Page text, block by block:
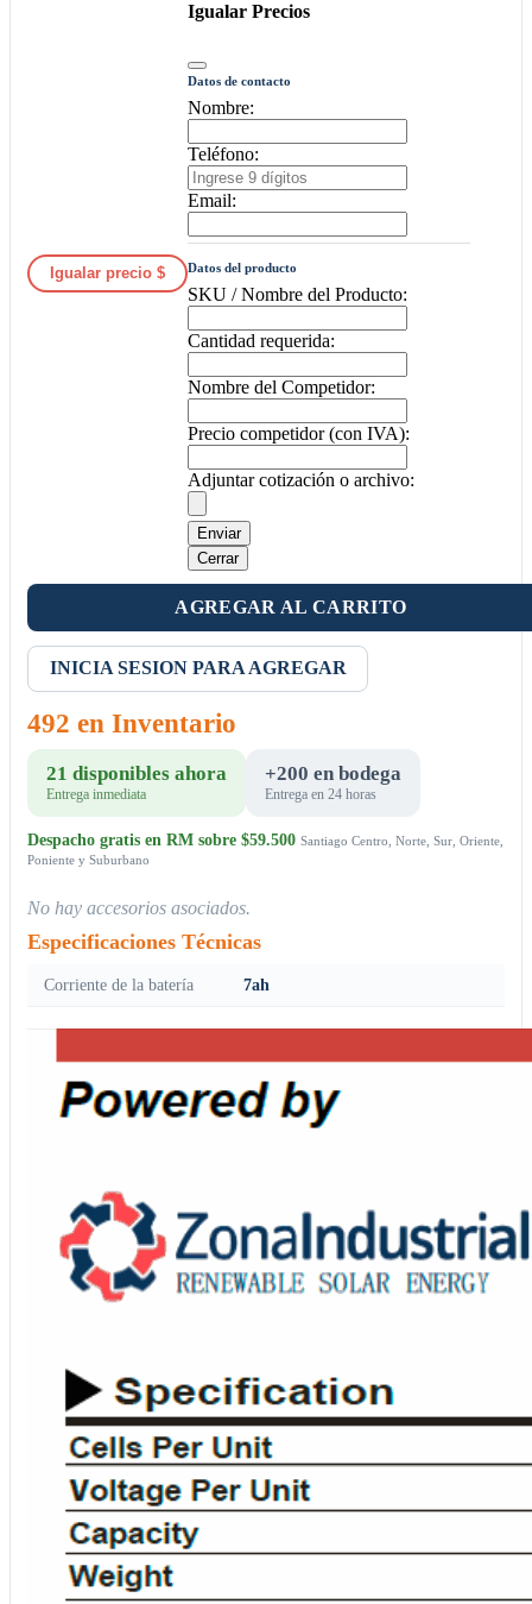
Igualar precio $
Igualar Precios
Datos de contacto
Nombre:
Teléfono:
Email:
Datos del producto
SKU / Nombre del Producto:
Cantidad requerida:
Nombre del Competidor:
Precio competidor (con IVA):
Adjuntar cotización o archivo:
Enviar
Cerrar
AGREGAR AL CARRITO
INICIA SESION PARA AGREGAR
492 en Inventario
21 disponibles ahora
Entrega inmediata
+200 en bodega
Entrega en 24 horas
Despacho gratis en RM sobre $59.500 Santiago Centro, Norte, Sur, Oriente,
Poniente y Suburbano
No hay accesorios asociados.
Especificaciones Técnicas
Corriente de la batería 7ah